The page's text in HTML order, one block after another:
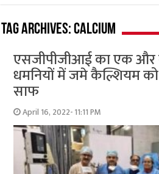
Tag Archives:calcium
एसजीपीजीआई का एक और
धमनियों में जमे कैल्शियम
साफ
April 16, 2022- 11:11 PM